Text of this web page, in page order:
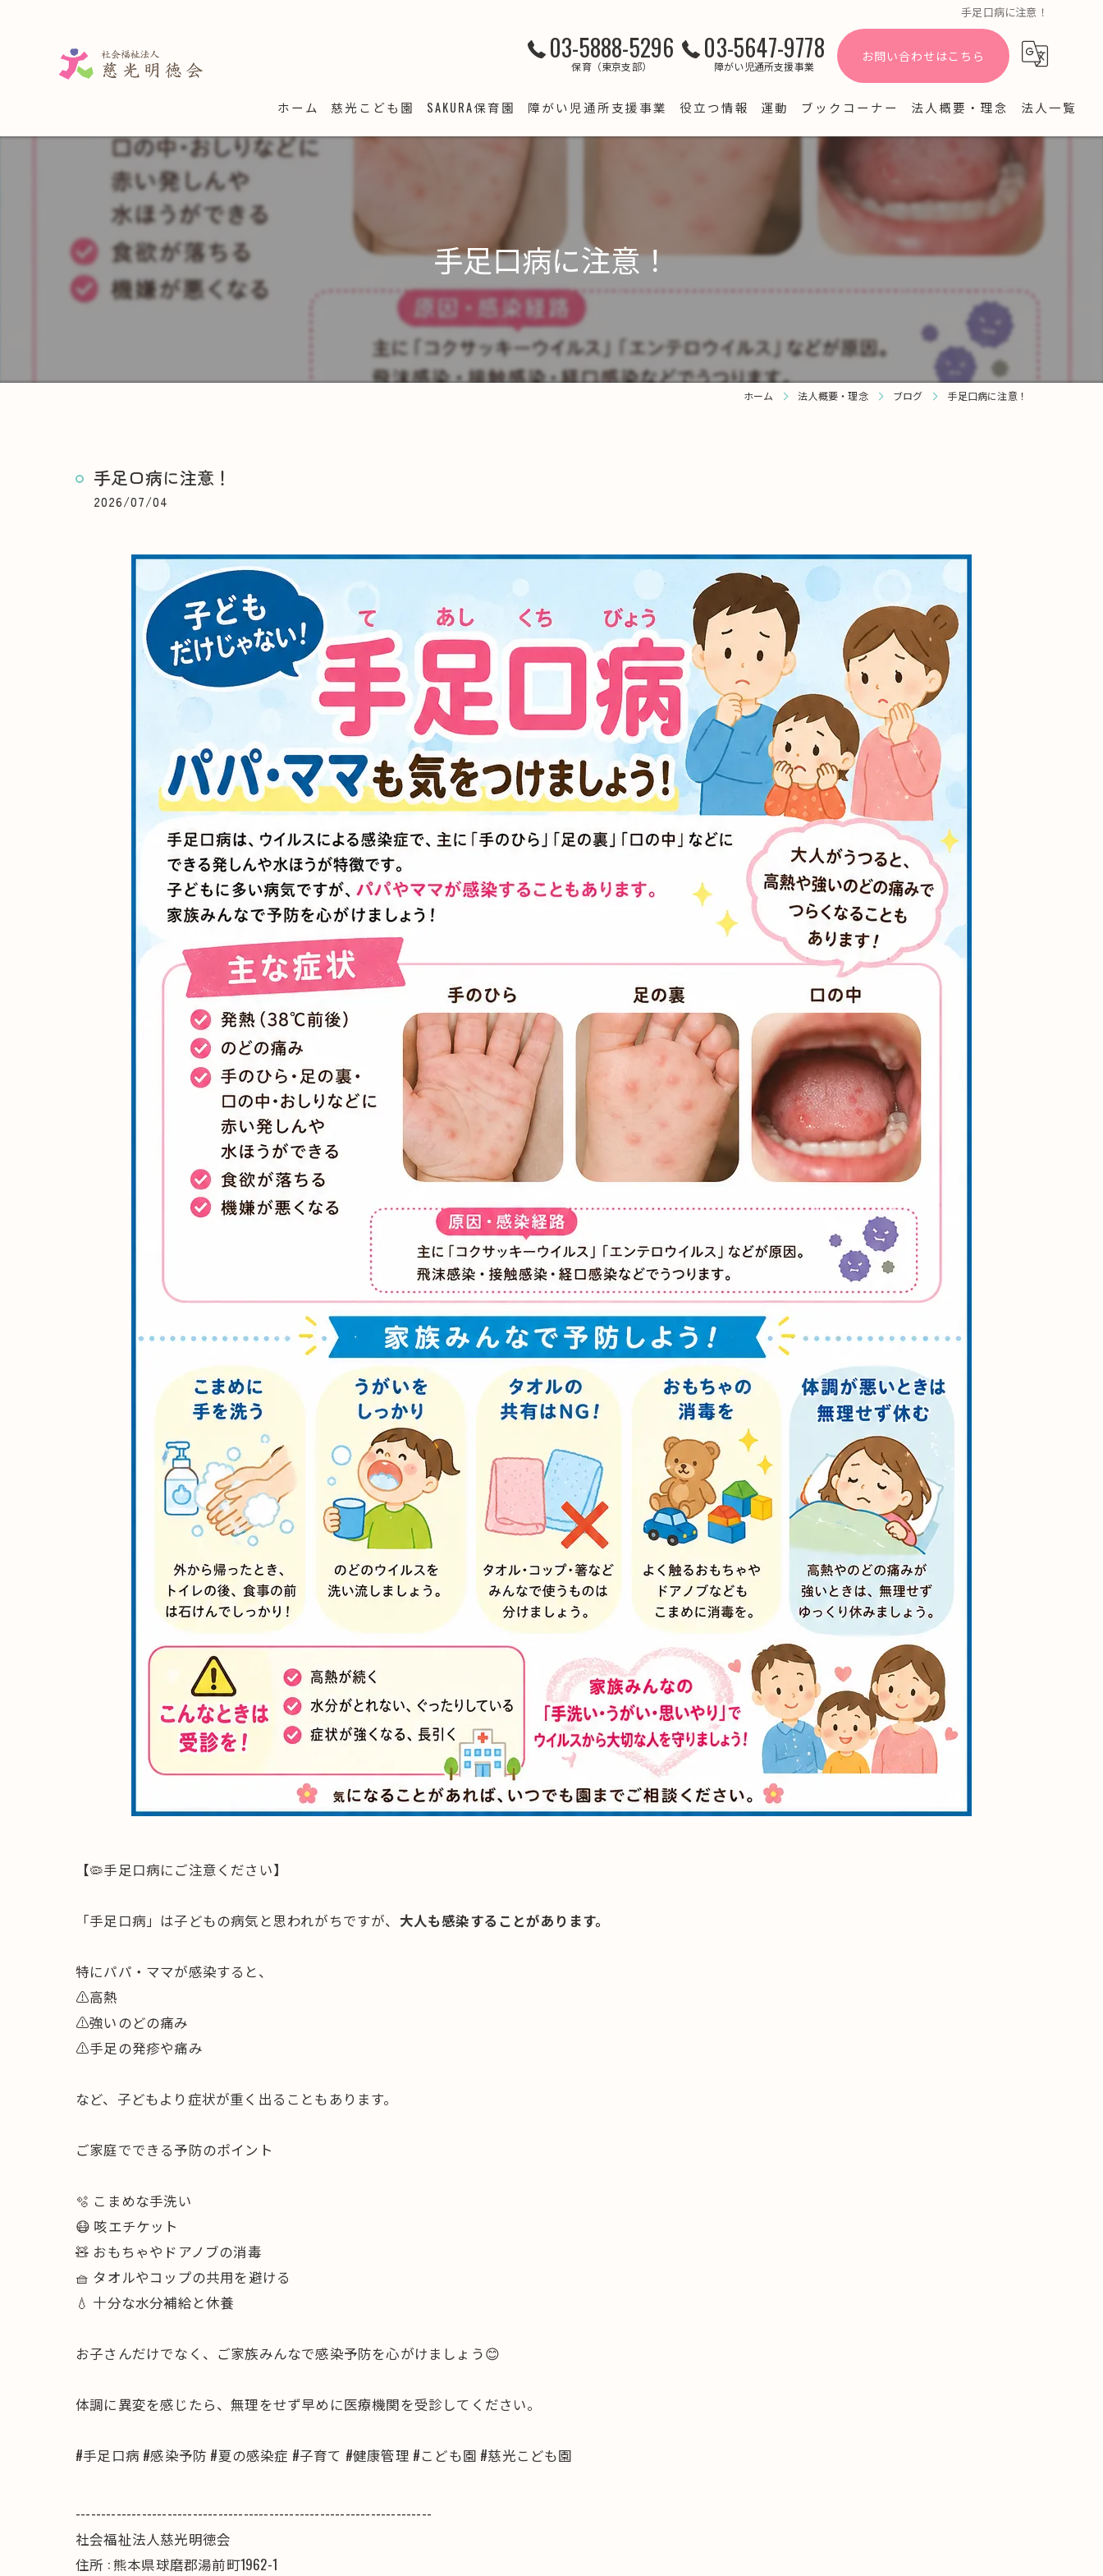
手足口病に注意！
03-5888-5296
保育（東京支部）
03-5647-9778
障がい児通所支援事業
お問い合わせはこちら
ホーム 慈光こども園
一時預かり・病児保育事業
SAKURA保育園
SAKURA保育園 西新井
ＳＡＫＵＲＡ保育園西新井 スクワク報告書
SAKURA保育園 竹の塚
すくわくプログラム 報告
SAKURA保育園 千川
障がい児通所支援事業
LSJ谷在家
LSJ梅島
役立つ情報 運動 ブックコーナー 法人概要・理念
ブログ
法人一覧
手足口病に注意！
ホーム 法人概要・理念 ブログ 手足口病に注意！
手足口病に注意！
2026/07/04
【🦠手足口病にご注意ください】
「手足口病」は子どもの病気と思われがちですが、 大人も感染することがあります。
特にパパ・ママが感染すると、
⚠️高熱
⚠️強いのどの痛み
⚠️手足の発疹や痛み
など、子どもより症状が重く出ることもあります。
ご家庭でできる予防のポイント
🫧 こまめな手洗い
😷 咳エチケット
🧸 おもちゃやドアノブの消毒
🧺 タオルやコップの共用を避ける
💧 十分な水分補給と休養
お子さんだけでなく、ご家族みんなで感染予防を心がけましょう😊
体調に異変を感じたら、無理をせず早めに医療機関を受診してください。
#手足口病 #感染予防 #夏の感染症 #子育て #健康管理 #こども園 #慈光こども園
----------------------------------------------------------------------
社会福祉法人慈光明徳会
住所 : 熊本県球磨郡湯前町1962-1